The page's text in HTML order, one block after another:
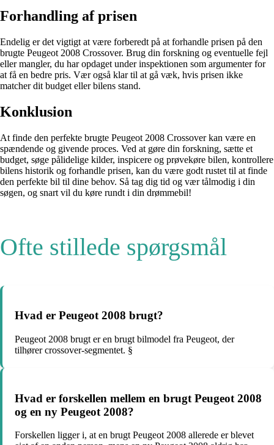
Forhandling af prisen
Endelig er det vigtigt at være forberedt på at forhandle prisen på den
brugte Peugeot 2008 Crossover. Brug din forskning og eventuelle fejl
eller mangler, du har opdaget under inspektionen som argumenter for
at få en bedre pris. Vær også klar til at gå væk, hvis prisen ikke
matcher dit budget eller bilens stand.
Konklusion
At finde den perfekte brugte Peugeot 2008 Crossover kan være en
spændende og givende proces. Ved at gøre din forskning, sætte et
budget, søge pålidelige kilder, inspicere og prøvekøre bilen, kontrollere
bilens historik og forhandle prisen, kan du være godt rustet til at finde
den perfekte bil til dine behov. Så tag dig tid og vær tålmodig i din
søgen, og snart vil du køre rundt i din drømmebil!
Ofte stillede spørgsmål
Hvad er Peugeot 2008 brugt?
Peugeot 2008 brugt er en brugt bilmodel fra Peugeot, der
tilhører crossover-segmentet. §
Hvad er forskellen mellem en brugt Peugeot 2008
og en ny Peugeot 2008?
Forskellen ligger i, at en brugt Peugeot 2008 allerede er blevet